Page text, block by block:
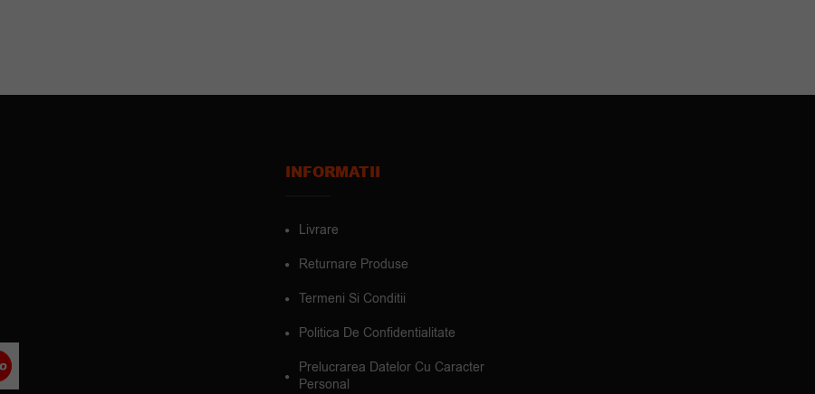
INFORMATII
Livrare
Returnare Produse
Termeni Si Conditii
Politica De Confidentialitate
Prelucrarea Datelor Cu Caracter
Personal